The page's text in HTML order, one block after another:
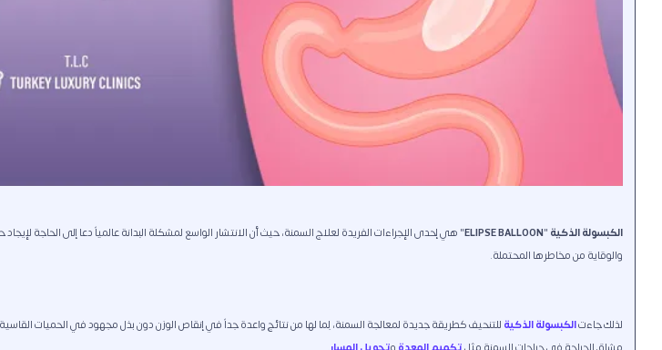
الكبسولة الذكية"
ELIPSE BALLOON" هي إحدى الإجراءات الفريدة لعلاج السمنة، حيث أن الانتشار الواسع لمشكلة البدانة عالمياً دعا إلى الحاجة
والوقاية من مخاطرها المحتملة.
لذلك جاءتالكبسولة الذكيةللتنحيف كطريقة جديدة لمعالجة السمنة، لِما لها من نتائج واعدة جداً في إنقاص الوزن دون بذل مجهود في الحميات القاسية